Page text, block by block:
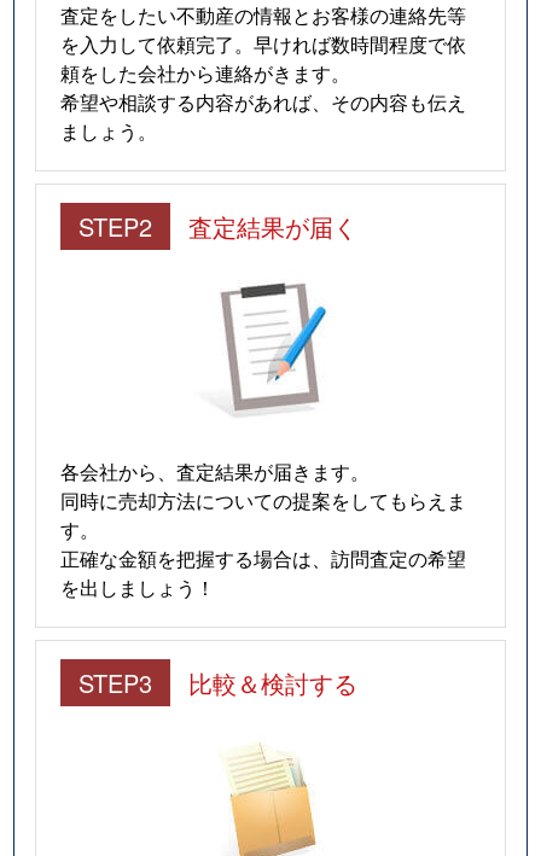
査定をしたい不動産の情報とお客様の連絡先等
を入力して依頼完了。早ければ数時間程度で依
頼をした会社から連絡がきます。
希望や相談する内容があれば、その内容も伝え
ましょう。
STEP2 査定結果が届く
各会社から、査定結果が届きます。
同時に売却方法についての提案をしてもらえま
す。
正確な金額を把握する場合は、訪問査定の希望
を出しましょう！
STEP3 比較＆検討する